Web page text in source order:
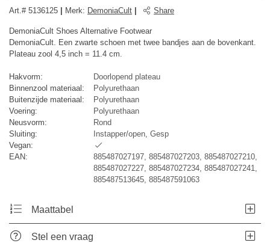
Art.# 5136125 Merk: DemoniaCult Share
DemoniaCult Shoes Alternative Footwear
DemoniaCult. Een zwarte schoen met twee bandjes aan de bovenkant.
Plateau zool 4,5 inch = 11.4 cm.
Hakvorm:
Doorlopend plateau
Binnenzool materiaal:
Polyurethaan
Buitenzijde materiaal:
Polyurethaan
Voering:
Polyurethaan
Neusvorm:
Rond
Sluiting:
Instapper/open, Gesp
Vegan:
EAN:
885487027197, 885487027203, 885487027210,
885487027227, 885487027234, 885487027241,
885487513645, 885487591063
Maattabel
Stel een vraag